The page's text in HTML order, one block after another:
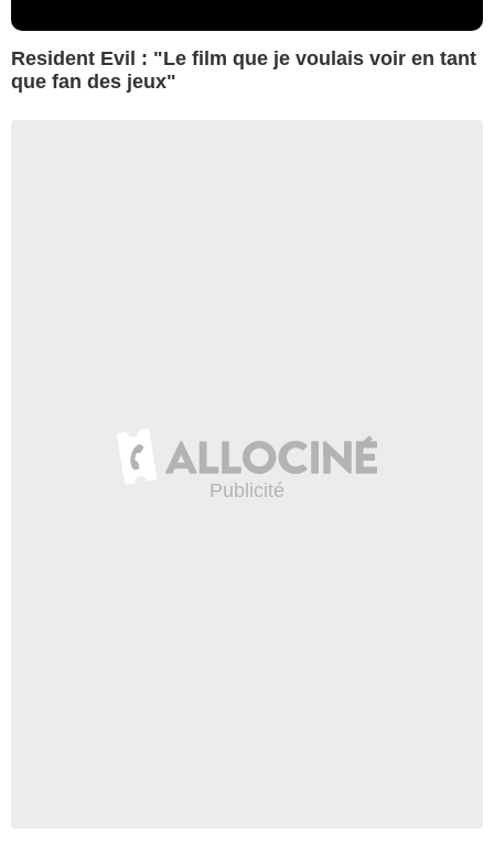
Resident Evil : "Le film que je voulais voir en tant
que fan des jeux"